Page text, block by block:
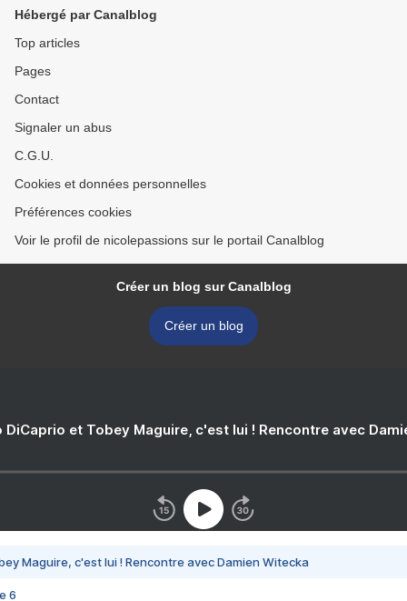
Hébergé par Canalblog
Top articles
Pages
Contact
Signaler un abus
C.G.U.
Cookies et données personnelles
Préférences cookies
Voir le profil de nicolepassions sur le portail Canalblog
Créer un blog sur Canalblog
Créer un blog
DiCaprio et Tobey Maguire, c'est lui ! Rencontre avec
Maguire, c'est lui ! Rencontre avec Damien Witecka
6